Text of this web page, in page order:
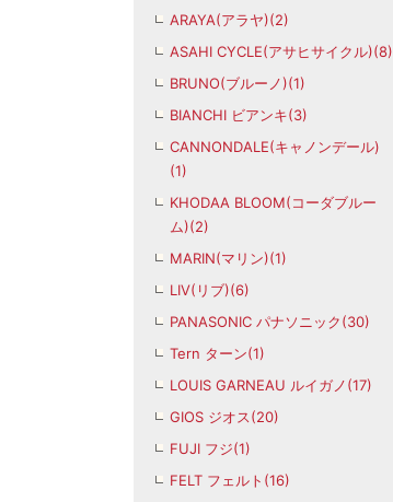
ARAYA(アラヤ)(2)
ASAHI CYCLE(アサヒサイクル)(8)
BRUNO(ブルーノ)(1)
BIANCHI ビアンキ(3)
CANNONDALE(キャノンデール)
(1)
KHODAA BLOOM(コーダブルー
ム)(2)
MARIN(マリン)(1)
LIV(リブ)(6)
PANASONIC パナソニック(30)
Tern ターン(1)
LOUIS GARNEAU ルイガノ(17)
GIOS ジオス(20)
FUJI フジ(1)
FELT フェルト(16)